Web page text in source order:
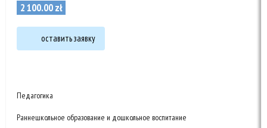
2 100.00zł
оставить заявку
Педагогика
Раннешкольное образование и дошкольное воспитание